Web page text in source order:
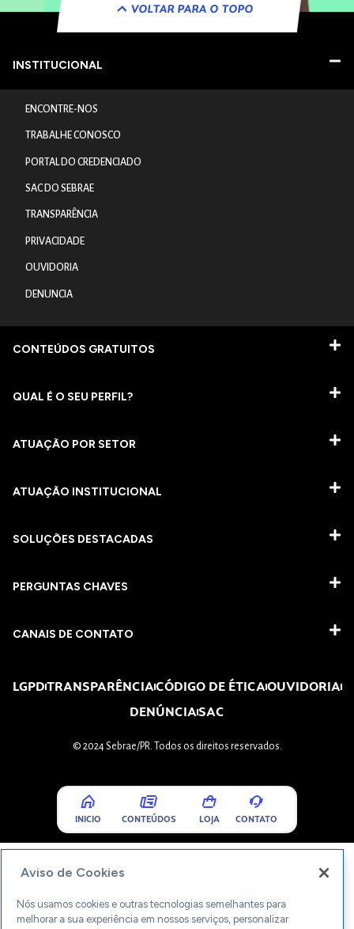
VOLTAR PARA O TOPO
INSTITUCIONAL
ENCONTRE-NOS
TRABALHE CONOSCO
PORTAL DO CREDENCIADO
SAC DO SEBRAE
TRANSPARÊNCIA
PRIVACIDADE
OUVIDORIA
DENUNCIA
CONTEÚDOS GRATUITOS
QUAL É O SEU PERFIL?
ATUAÇÃO POR SETOR
ATUAÇÃO INSTITUCIONAL
SOLUÇÕES DESTACADAS
PERGUNTAS CHAVES​
CANAIS DE CONTATO
LGPDTRANSPARÊNCIACÓDIGO DE ÉTICAOUVIDORIA
DENÚNCIASAC
© 2024 Sebrae/PR. Todos os direitos reservados.
INICIO CONTEÚDOS LOJA CONTATO
Aviso de Cookies
Nós usamos cookies e outras tecnologias semelhantes para
melhorar a sua experiência em nossos serviços, personalizar